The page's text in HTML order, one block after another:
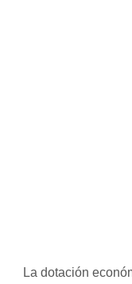
La dotación